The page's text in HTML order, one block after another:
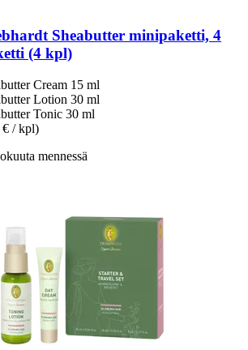
Sheabutter minipaketti, 4
(4 kpl)
Cream 15 ml
Lotion 30 ml
Tonic 30 ml
€ / kpl)
mennessä